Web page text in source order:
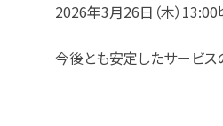
2026年3月26日（木）13:00
今後とも安定したサービス